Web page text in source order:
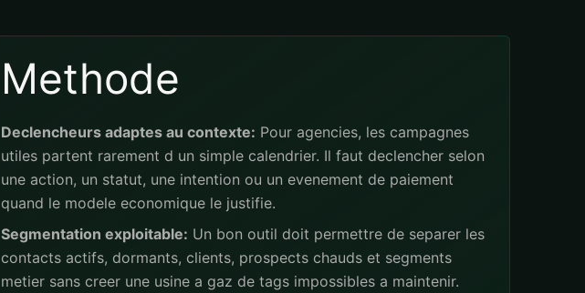
Methode
Declencheurs adaptes au contexte: Pour agencies, les campagnes
utiles partent rarement d un simple calendrier. Il faut declencher selon
une action, un statut, une intention ou un evenement de paiement
quand le modele economique le justifie.
Segmentation exploitable: Un bon outil doit permettre de separer les
contacts actifs, dormants, clients, prospects chauds et segments
metier sans creer une usine a gaz de tags impossibles a maintenir.